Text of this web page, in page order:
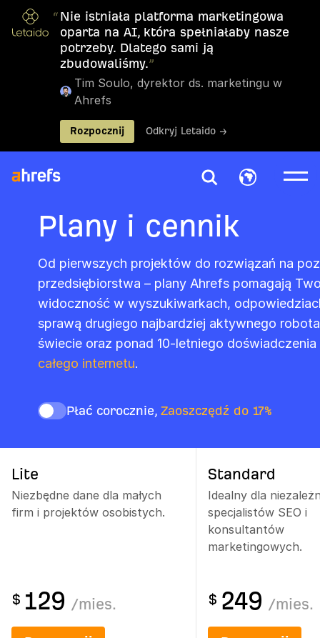
“ Nie istniała platforma marketingowa
oparta na AI, która spełniałaby nasze
potrzeby. Dlatego sami ją
zbudowaliśmy.”
Tim Soulo, dyrektor ds. marketingu w
Ahrefs
Rozpocznij Odkryj Letaido →
Plany i cennik
Od pierwszych projektów do rozwiązań na
przedsiębiorstwa – plany Ahrefs pomagają
widoczność w wyszukiwarkach,
sprawą drugiego najbardziej aktywnego
świecie oraz ponad 10-letniego
całego internetu.
Płać corocznie, Zaoszczędź do 17%
Lite
Niezbędne dane dla małych
firm i projektów osobistych.
Standard
Idealny dla
specjalistów SEO i
konsultantów
marketingowych.
$ 129 /mies. $ 249 /mies.